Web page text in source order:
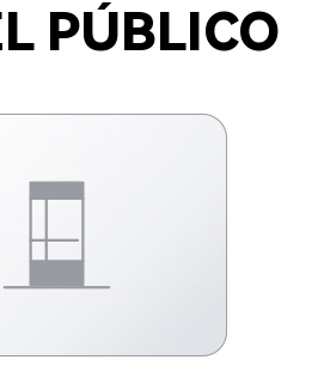
PÚBLICO